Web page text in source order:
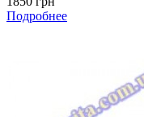
Подробнее